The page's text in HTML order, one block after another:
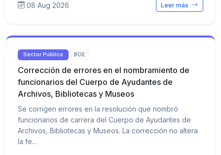
08 Aug 2026 Leer más
Sector Público BOE
Corrección de errores en el nombramiento de
funcionarios del Cuerpo de Ayudantes de
Archivos, Bibliotecas y Museos
Se corrigen errores en la resolución que nombró
funcionarios de carrera del Cuerpo de Ayudantes de
Archivos, Bibliotecas y Museos. La corrección no altera
la fe...